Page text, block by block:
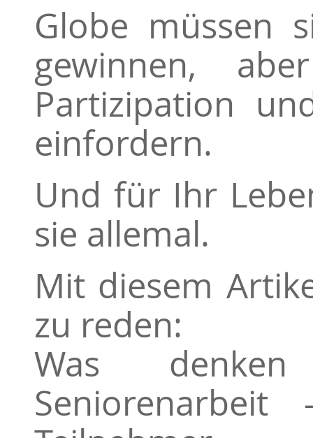
Globe müssen
gewinnen,
Partizipation
einfordern.
Und für Ihr
sie allemal.
Mit diesem
zu reden:
Was